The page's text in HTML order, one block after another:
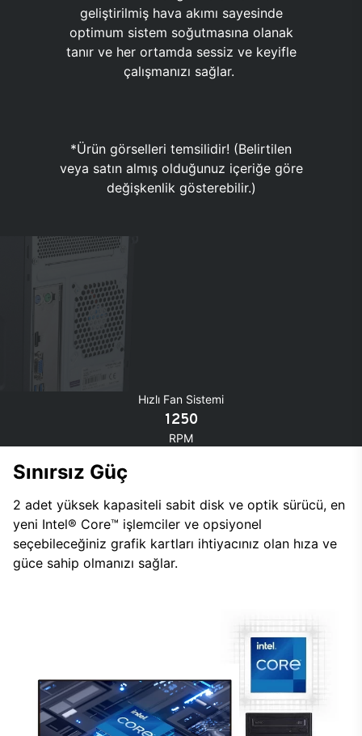
geliştirilmiş hava akımı sayesinde
optimum sistem soğutmasına olanak
tanır ve her ortamda sessiz ve keyifle
çalışmanızı sağlar.
*Ürün görselleri temsilidir! (Belirtilen
veya satın almış olduğunuz içeriğe göre
değişkenlik gösterebilir.)
Hızlı Fan Sistemi
1250
RPM
Sınırsız Güç
2 adet yüksek kapasiteli sabit disk ve optik sürücü, en
yeni Intel® Core™ işlemciler ve opsiyonel
seçebileceğiniz grafik kartları ihtiyacınız olan hıza ve
güce sahip olmanızı sağlar.